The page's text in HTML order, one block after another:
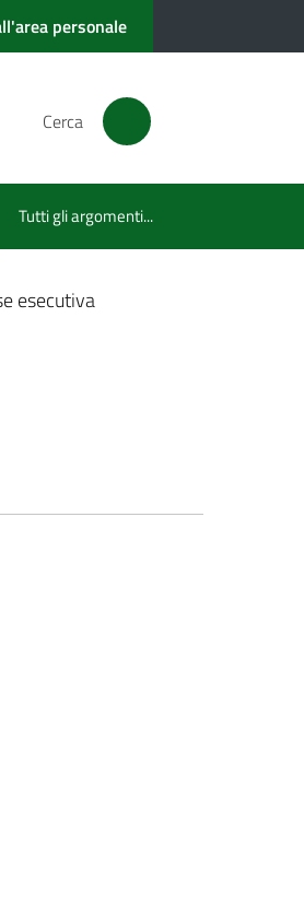
personale
Cerca
Tutti gli argomenti...
esecutiva